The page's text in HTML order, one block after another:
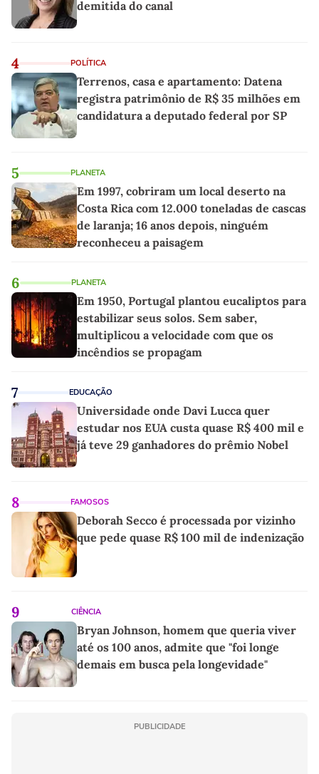
demitida do canal
4 POLÍTICA
Terrenos, casa e apartamento: Datena
registra patrimônio de R$ 35 milhões em
candidatura a deputado federal por SP
5 PLANETA
Em 1997, cobriram um local deserto na
Costa Rica com 12.000 toneladas de cascas
de laranja; 16 anos depois, ninguém
reconheceu a paisagem
6 PLANETA
Em 1950, Portugal plantou eucaliptos para
estabilizar seus solos. Sem saber,
multiplicou a velocidade com que os
incêndios se propagam
7 EDUCAÇÃO
Universidade onde Davi Lucca quer
estudar nos EUA custa quase R$ 400 mil e
já teve 29 ganhadores do prêmio Nobel
8 FAMOSOS
Deborah Secco é processada por vizinho
que pede quase R$ 100 mil de indenização
9 CIÊNCIA
Bryan Johnson, homem que queria viver
até os 100 anos, admite que "foi longe
demais em busca pela longevidade"
PUBLICIDADE